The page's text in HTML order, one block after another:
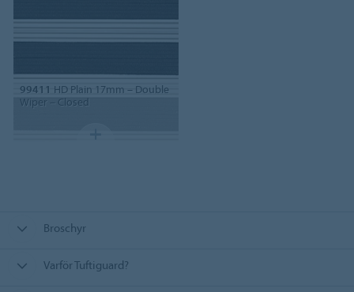
99411 HD Plain 17mm – Double
Wiper – Closed
Broschyr
Varför Tuftiguard?